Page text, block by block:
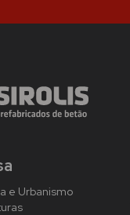
e Urbanismo